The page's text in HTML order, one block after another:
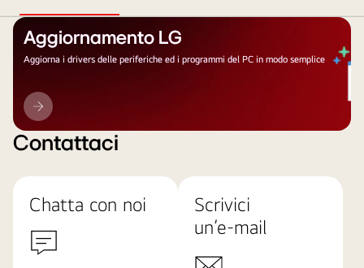
Aggiornamento LG
Aggiorna i drivers delle periferiche ed i programmi del PC in modo semplice
Aggiornamento
LG
Contattaci
Chatta con noi
Scrivici
un’e-mail